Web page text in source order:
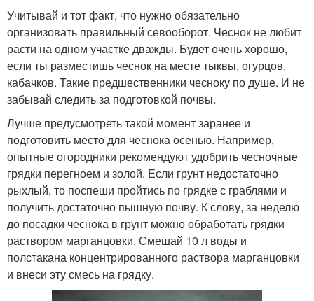
Учитывай и тот факт, что нужно обязательно
организовать правильный севооборот. Чеснок не любит
расти на одном участке дважды. Будет очень хорошо,
если ты разместишь чеснок на месте тыквы, огурцов,
кабачков. Такие предшественники чесноку по душе. И не
забывай следить за подготовкой почвы.
Лучше предусмотреть такой момент заранее и
подготовить место для чеснока осенью. Например,
опытные огородники рекомендуют удобрить чесночные
грядки перегноем и золой. Если грунт недостаточно
рыхлый, то поспеши пройтись по грядке с граблями и
получить достаточно пышную почву. К слову, за неделю
до посадки чеснока в грунт можно обработать грядки
раствором марганцовки. Смешай 10 л воды и
полстакана концентрированного раствора марганцовки
и внеси эту смесь на грядку.